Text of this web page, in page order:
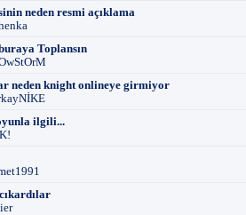
neden resmi açıklama
Toplansın
neden knight onlineye girmiyor
ilgili...